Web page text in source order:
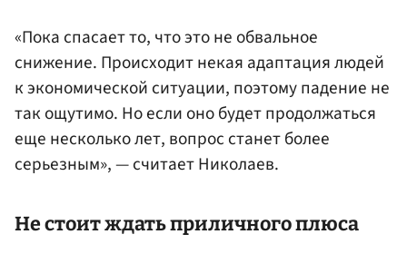
«Пока спасает то, что это не обвальное
снижение. Происходит некая адаптация людей
к экономической ситуации, поэтому падение не
так ощутимо. Но если оно будет продолжаться
еще несколько лет, вопрос станет более
серьезным», — считает Николаев.
Не стоит ждать приличного плюса